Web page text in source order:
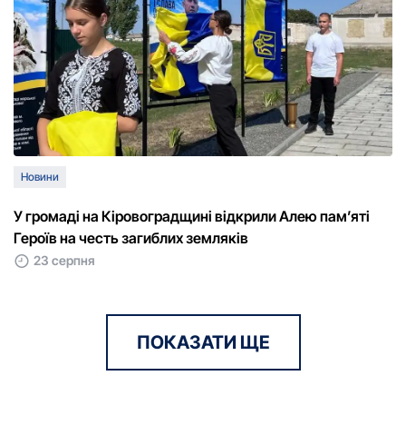
Новини
У громаді на Кіровоградщині відкрили Алею пам’яті
Героїв на честь загиблих земляків
23 серпня
ПОКАЗАТИ ЩЕ